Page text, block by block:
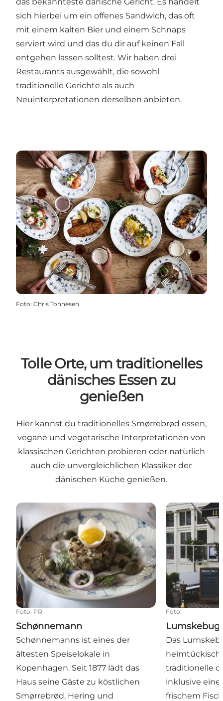
sich hierbei um ein offenes Sandwich, das oft
mit einem kalten Bier und einem Schnaps
serviert wird und das du dir auf keinen Fall
entgehen lassen solltest. Wir haben drei
Restaurants ausgewählt, die sowohl
traditionelle Gerichte als auch
Neuinterpretationen derselben anbieten.
Foto: Chris Tonnesen
Tolle Orte, um traditionelles
dänisches Essen zu
genießen
Hier kannst du traditionelles Smørrebrød essen,
vegane und vegetarische Interpretationen von
klassischen Gerichten probieren oder natürlich
auch die unvergleichlichen Klassiker der
dänischen Küche genießen.
Schønnemann
Foto: PR
Schønnemann
Schønnemanns ist eines der
ältesten Speiselokale in
Kopenhagen. Seit 1877 lädt das
Haus seine Gäste zu köstlichen
Smørrebrød, Hering und
Foto: -
Das
traditionelle
inklusive
frischem